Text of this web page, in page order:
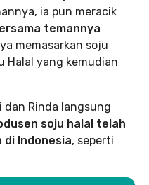
ia pun meracik
temannya
memasarkan soju
Halal yang kemudian
dan Rinda langsung
soju halal telah
di Indonesia, seperti